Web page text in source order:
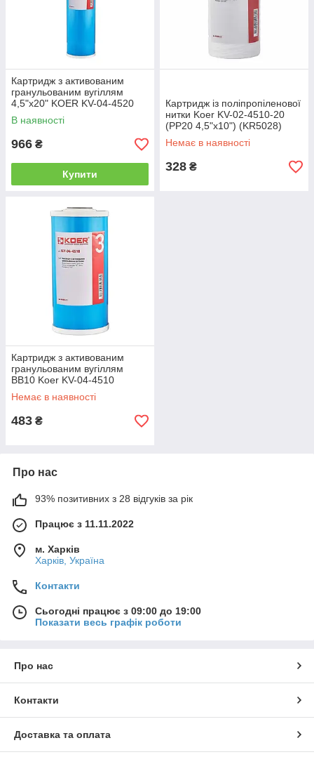
Картридж з активованим
гранульованим вугіллям
4,5"x20" KOER KV-04-4520
(KR5031)
В наявності
966 ₴
Купити
Картридж із поліпропіленової
нитки Koer KV-02-4510-20
(PP20 4,5"x10") (KR5028)
Немає в наявності
328 ₴
Картридж з активованим
гранульованим вугіллям
BB10 Koer KV-04-4510
(4,5"x10") (KR5030)
Немає в наявності
483 ₴
Про нас
93% позитивних з 28 відгуків за рік
Працює з 11.11.2022
м. Харків
Харків, Україна
Контакти
Сьогодні працює з 09:00 до 19:00
Показати весь графік роботи
Про нас
Контакти
Доставка та оплата